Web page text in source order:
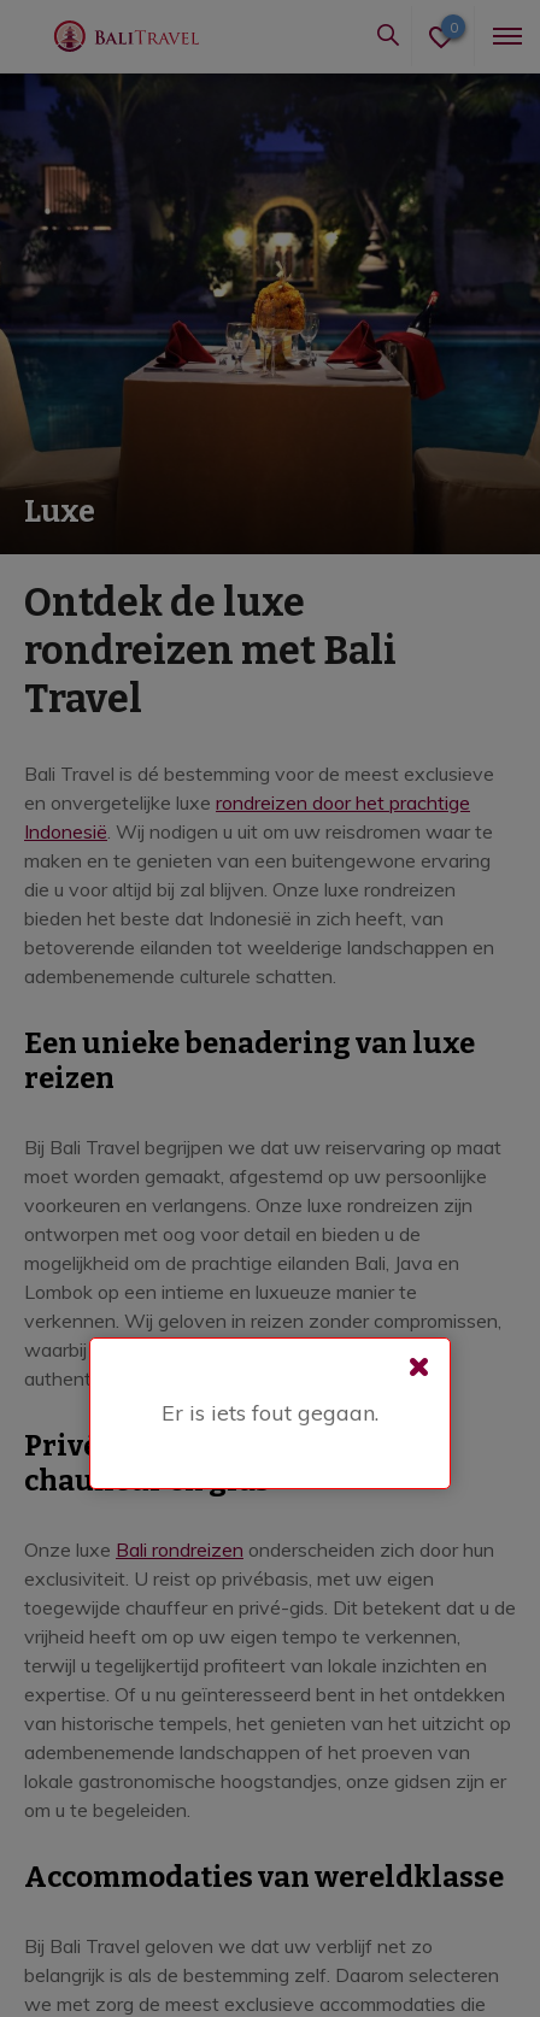
0
Luxe
L
x
e
Ontdek de luxe
rondreizen met Bali
Travel
Bali Travel is dé bestemming voor de meest exclusieve
en onvergetelijke luxe rondreizen door het prachtige
Indonesië. Wij nodigen u uit om uw reisdromen waar te
maken en te genieten van een buitengewone ervaring
die u voor altijd bij zal blijven. Onze luxe rondreizen
bieden het beste dat Indonesië in zich heeft, van
betoverende eilanden tot weelderige landschappen en
adembenemende culturele schatten.
Een unieke benadering van luxe
reizen
Bij Bali Travel begrijpen we dat uw reiservaring op maat
moet worden gemaakt, afgestemd op uw persoonlijke
voorkeuren en verlangens. Onze luxe rondreizen zijn
ontworpen met oog voor detail en bieden u de
mogelijkheid om de prachtige eilanden Bali, Java en
Lombok op een intieme en luxueuze manier te
verkennen. Wij geloven in reizen zonder compromissen,
waarbij luxe en comfort hand in hand gaan met
authentieke culturele onderdompeling.
Privébeleving met uw eigen
chauffeur en gids
Onze luxe Bali rondreizen onderscheiden zich door hun
exclusiviteit. U reist op privébasis, met uw eigen
toegewijde chauffeur en privé-gids. Dit betekent dat u de
vrijheid heeft om op uw eigen tempo te verkennen,
terwijl u tegelijkertijd profiteert van lokale inzichten en
expertise. Of u nu geïnteresseerd bent in het ontdekken
van historische tempels, het genieten van het uitzicht op
adembenemende landschappen of het proeven van
lokale gastronomische hoogstandjes, onze gidsen zijn er
om u te begeleiden.
Accommodaties van wereldklasse
Bij Bali Travel geloven we dat uw verblijf net zo
belangrijk is als de bestemming zelf. Daarom selecteren
we met zorg de meest exclusieve accommodaties die
Er is iets fout gegaan.